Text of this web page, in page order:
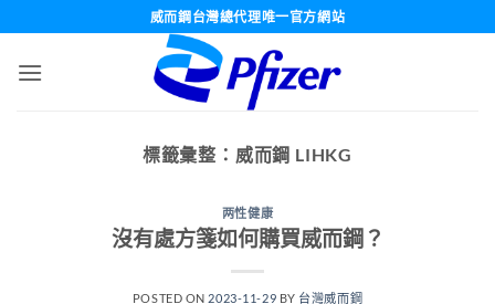
威而鋼台灣總代理唯一官方網站
標籤彙整： 威而鋼 LIHKG
两性健康
沒有處方箋如何購買威而鋼？
POSTED ON 2023-11-29 BY 台灣威而鋼